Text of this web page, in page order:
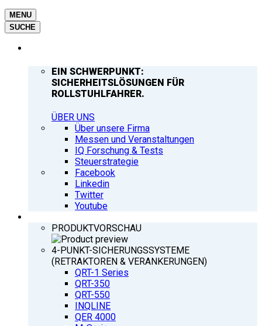
MENU
SUCHE
EIN SCHWERPUNKT:
SICHERHEITSLÖSUNGEN FÜR
ROLLSTUHLFAHRER.
ÜBER UNS
Über unsere Firma
Messen und Veranstaltungen
IQ Forschung & Tests
Steuerstrategie
Facebook
Linkedin
Twitter
Youtube
PRODUKTVORSCHAU
4-PUNKT-SICHERUNGSSYSTEME
(RETRAKTOREN & VERANKERUNGEN)
QRT-1 Series
QRT-350
QRT-550
INQLINE
QER 4000